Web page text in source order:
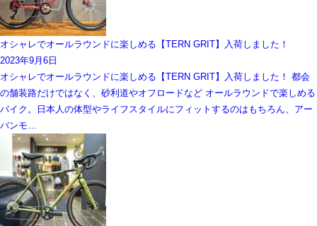
オシャレでオールラウンドに楽しめる【TERN GRIT】入荷しました！
2023年9月6日
オシャレでオールラウンドに楽しめる【TERN GRIT】入荷しました！ 都会
の舗装路だけではなく、砂利道やオフロードなど オールラウンドで楽しめる
バイク。日本人の体型やライフスタイルにフィットするのはもちろん、アー
バンモ…